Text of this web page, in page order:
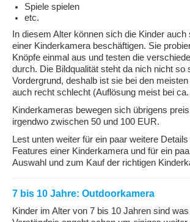
Spiele spielen
etc.
In diesem Alter können sich die Kinder
einer Kinderkamera beschäftigen. Sie
Knöpfe einmal aus und testen die
durch. Die Bildqualität steht da nich nicht so
Vordergrund, deshalb ist sie bei den
auch recht schlecht (Auflösung meist bei
Kinderkameras bewegen sich übrigens
irgendwo zwischen 50 und 100 EUR.
Lest unten weiter für ein paar weitere
Features einer Kinderkamera und für ein
Auswahl und zum Kauf der richtigen
7 bis 10 Jahre: Outdoorkamera
Kinder im Alter von 7 bis 10 Jahren sind